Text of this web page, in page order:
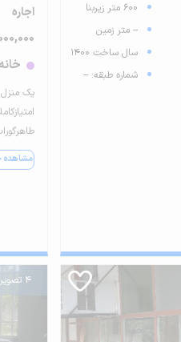
600 متر زیربنا
-- متر زمین
سال ساخت 1400
شماره طبقه: --
اجاره
200,000,000
یک منزل
مشاهده
4 تصویر